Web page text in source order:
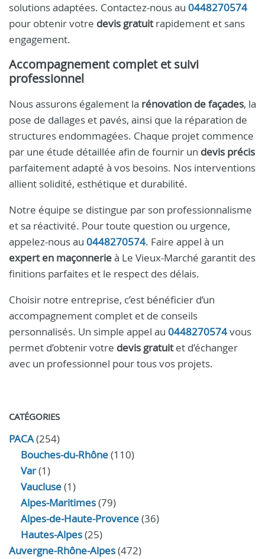
solutions adaptées. Contactez-nous au 0448270574
pour obtenir votre devis gratuitrapidement et sans
engagement.
Accompagnement complet et suivi
professionnel
Nous assurons également la rénovation de façades, la
pose de dallages et pavés, ainsi que la réparation de
structures endommagées. Chaque projet commence
par une étude détaillée afin de fournir un devis précis
parfaitement adapté à vos besoins. Nos interventions
allient solidité, esthétique et durabilité.
Notre équipe se distingue par son professionnalisme
et sa réactivité. Pour toute question ou urgence,
appelez-nous au 0448270574. Faire appel à un
expert en maçonnerieà Le Vieux-Marché garantit des
finitions parfaites et le respect des délais.
Choisir notre entreprise, c’est bénéficier d’un
accompagnement complet et de conseils
personnalisés. Un simple appel au 0448270574vous
permet d’obtenir votre devis gratuitet d’échanger
avec un professionnel pour tous vos projets.
CATÉGORIES
PACA(254)
Bouches-du-Rhône(110)
Var(1)
Vaucluse(1)
Alpes-Maritimes(79)
Alpes-de-Haute-Provence(36)
Hautes-Alpes(25)
Auvergne-Rhône-Alpes(472)